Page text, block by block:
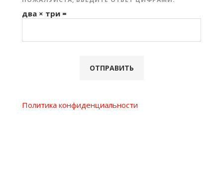
два × три =
Политика конфиденциальности